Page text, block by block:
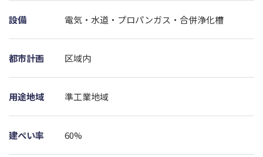
設備 電気・水道・プロパンガス・合併浄化槽
都市計画 区域内
用途地域 準工業地域
建ぺい率 60%